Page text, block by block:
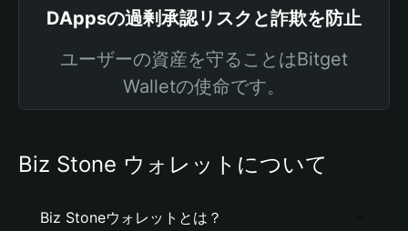
DAppsの過剰承認リスクと詐欺を防止
ユーザーの資産を守ることはBitget
Walletの使命です。
Biz Stone ウォレットについて
Biz Stoneウォレットとは？